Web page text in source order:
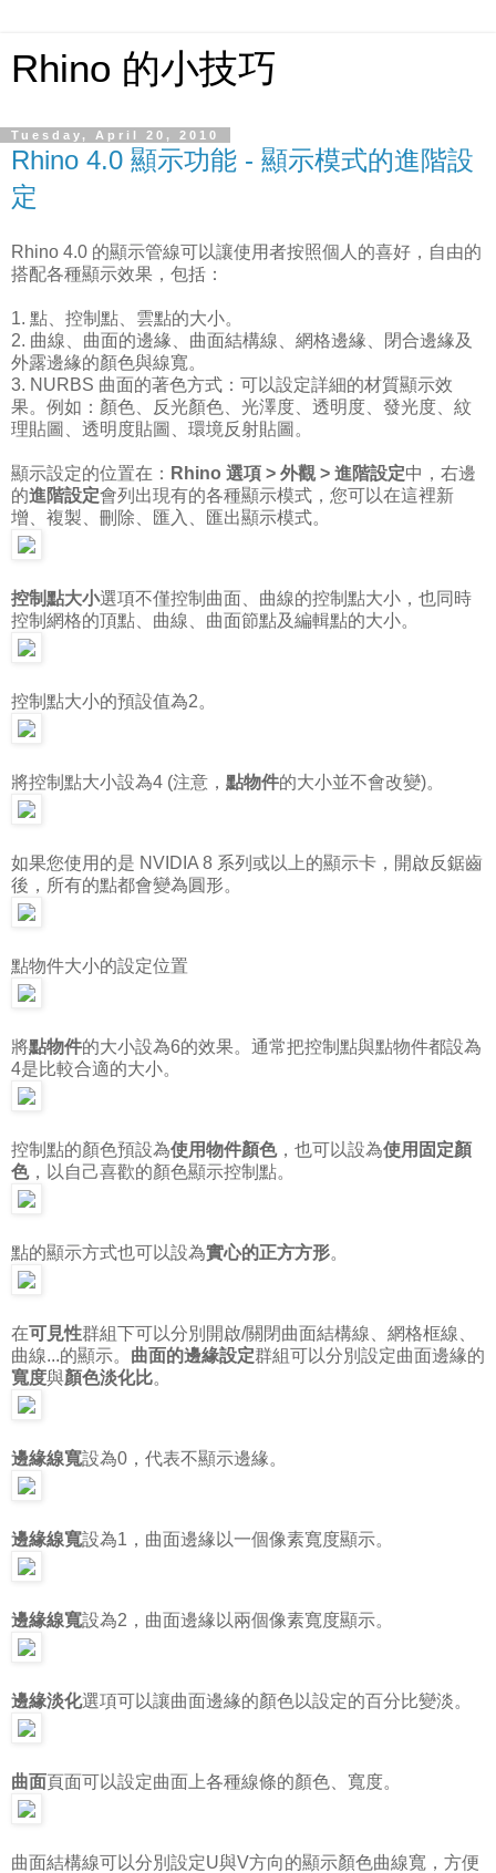
Rhino 的小技巧
Tuesday, April 20, 2010
Rhino 4.0 顯示功能 - 顯示模式的進階設
定
Rhino 4.0 的顯示管線可以讓使用者按照個人的喜好，自由的
搭配各種顯示效果，包括：
1. 點、控制點、雲點的大小。
2. 曲線、曲面的邊緣、曲面結構線、網格邊緣、閉合邊緣及
外露邊緣的顏色與線寬。
3. NURBS 曲面的著色方式：可以設定詳細的材質顯示效
果。例如：顏色、反光顏色、光澤度、透明度、發光度、紋
理貼圖、透明度貼圖、環境反射貼圖。
顯示設定的位置在： Rhino 選項 > 外觀 > 進階設定中，右邊
的進階設定會列出現有的各種顯示模式，您可以在這裡新
增、複製、刪除、匯入、匯出顯示模式。
控制點大小選項不僅控制曲面、曲線的控制點大小，也同時
控制網格的頂點、曲線、曲面節點及編輯點的大小。
控制點大小的預設值為2。
將控制點大小設為4 (注意， 點物件的大小並不會改變)。
如果您使用的是 NVIDIA 8 系列或以上的顯示卡，開啟反鋸齒
後，所有的點都會變為圓形。
點物件大小的設定位置
將點物件的大小設為6的效果。通常把控制點與點物件都設為
4是比較合適的大小。
控制點的顏色預設為使用物件顏色，也可以設為使用固定顏
色，以自己喜歡的顏色顯示控制點。
點的顯示方式也可以設為實心的正方方形。
在可見性群組下可以分別開啟/關閉曲面結構線、網格框線、
曲線...的顯示。 曲面的邊緣設定群組可以分別設定曲面邊緣的
寬度與顏色淡化比。
邊緣線寬設為0，代表不顯示邊緣。
邊緣線寬設為1，曲面邊緣以一個像素寬度顯示。
邊緣線寬設為2，曲面邊緣以兩個像素寬度顯示。
邊緣淡化選項可以讓曲面邊緣的顏色以設定的百分比變淡。
曲面頁面可以設定曲面上各種線條的顏色、寬度。
曲面結構線可以分別設定U與V方向的顯示顏色曲線寬，方便